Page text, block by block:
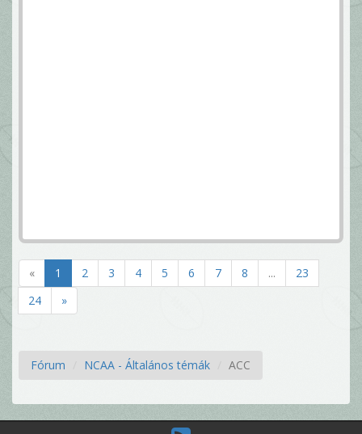
« 1 2 3 4 5 6 7 8 ...
23
24
»
Fórum NCAA - Általános témák ACC